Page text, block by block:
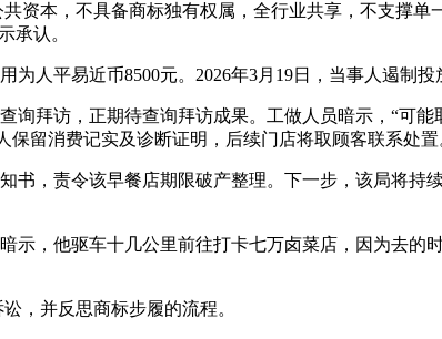
本，不具备商标独有权属，全行业共享，不支撑单
承认。
平易近币8500元。2026年3月19日，当事人遏制投
拜访，正期待查询拜访成果。工做人员暗示，“可能
留消费记实及诊断证明，后续门店将取顾客联系处置
责令该早餐店期限破产整理。下一步，该局将持
，他驱车十几公里前往打卡七万卤菜店，因为去的
，并反思商标步履的流程。